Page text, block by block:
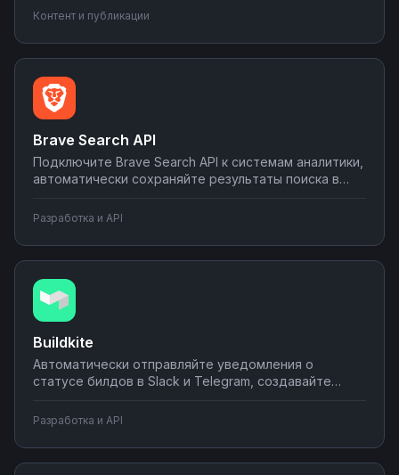
в социальные сети. Интегрируйте AltTextLab с
другими инструментами для создания доступного и
SEO-оптимизированного контента.
Контент и публикации
Brave Search API
Подключите Brave Search API к системам аналитики,
автоматически сохраняйте результаты поиска в
Создавайте мониторинг контента и конкурентов
без программирования — настройка за 10 минут на
платформе Nodul.
Разработка и API
Buildkite
Автоматически отправляйте уведомления о
статусе билдов в Slack и Telegram, создавайте
синхронизируйте метрики CI/CD с аналитическими
системами. Настройте интеграции Buildkite с
вашими инструментами разработки без
программирования.
Разработка и API